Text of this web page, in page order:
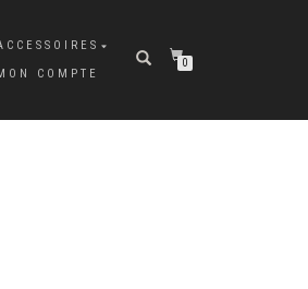
COMPTE
0